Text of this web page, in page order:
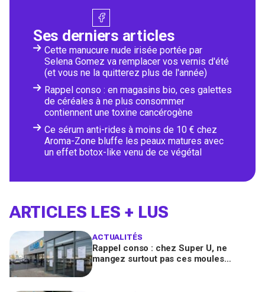
Ses derniers articles
Cette manucure nude irisée portée par
Selena Gomez va remplacer vos vernis d'été
(et vous ne la quitterez plus de l'année)
Rappel conso : en magasins bio, ces galettes
de céréales à ne plus consommer
contiennent une toxine cancérogène
Ce sérum anti-rides à moins de 10 € chez
Aroma-Zone bluffe les peaux matures avec
un effet botox-like venu de ce végétal
ARTICLES LES + LUS
ACTUALITÉS
Rappel conso : chez Super U, ne
mangez surtout pas ces moules